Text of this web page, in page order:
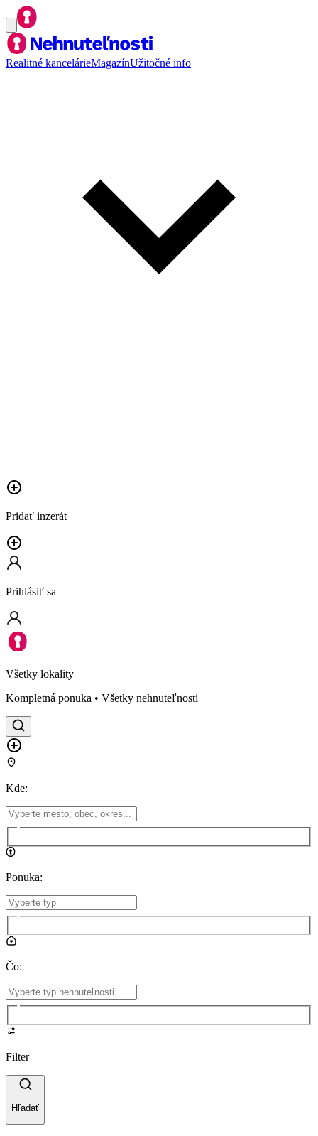
Realitné kancelárieMagazínUžitočné info
Pridať inzerát
Prihlásiť sa
Všetky lokality
Kompletná ponuka • Všetky nehnuteľnosti
Kde:
Ponuka:
Čo:
Filter
Hľadať